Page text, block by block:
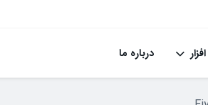
درباره ما